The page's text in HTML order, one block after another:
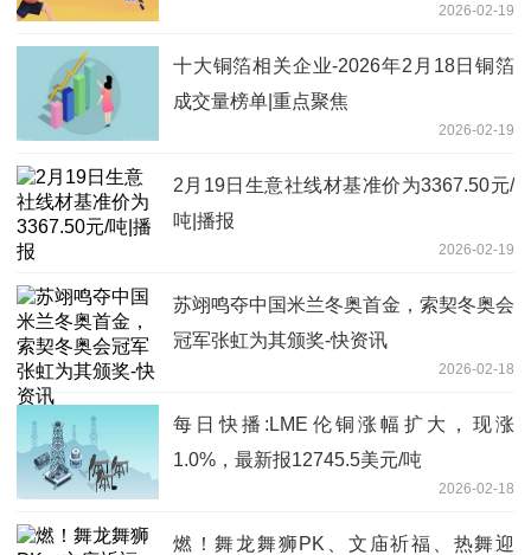
2026-02-19
十大铜箔相关企业-2026年2月18日铜箔
成交量榜单|重点聚焦
2026-02-19
2月19日生意社线材基准价为3367.50元/
吨|播报
2026-02-19
苏翊鸣夺中国米兰冬奥首金，索契冬奥会
冠军张虹为其颁奖-快资讯
2026-02-18
每日快播:LME伦铜涨幅扩大，现涨
1.0%，最新报12745.5美元/吨
2026-02-18
燃！舞龙舞狮PK、文庙祈福、热舞迎